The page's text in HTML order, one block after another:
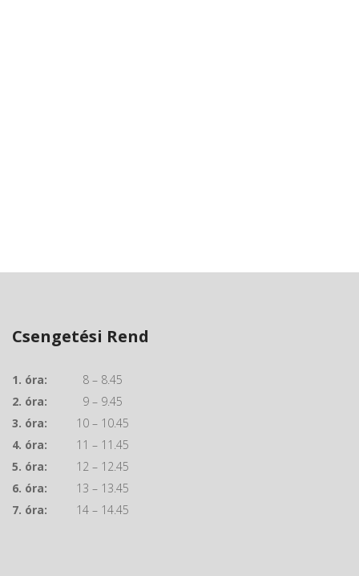
Csengetési Rend
1. óra: 8 – 8.45
2. óra: 9 – 9.45
3. óra: 10 – 10.45
4. óra: 11 – 11.45
5. óra: 12 – 12.45
6. óra: 13 – 13.45
7. óra: 14 – 14.45